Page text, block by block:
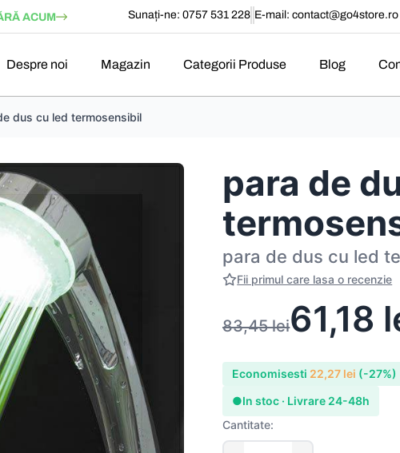
ACUM Sunați-ne: 0757 531 228 E-mail:contact@go4store.ro
Despre noi Magazin Categorii Produse Blog
dus cu led termosensibil
para de
para de dus cu led
Fii primul care lasa o recenzie
83,45lei61,18
Economisesti 22,27 lei (-27%)
●In stoc · Livrare 24-48h
Cantitate: